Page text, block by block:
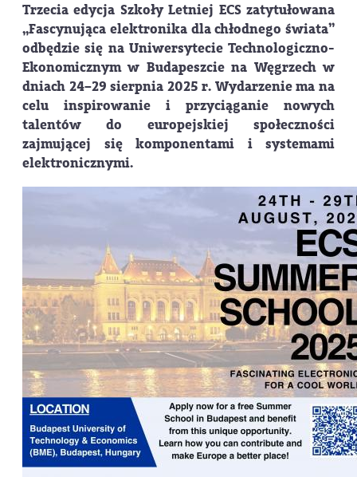
Trzecia edycja Szkoły Letniej ECS zatytułowana
„Fascynująca elektronika dla chłodnego świata”
odbędzie się na Uniwersytecie Technologiczno-
Ekonomicznym w Budapeszcie na Węgrzech w
dniach 24–29 sierpnia 2025 r. Wydarzenie ma na
celu inspirowanie i przyciąganie nowych
talentów do europejskiej społeczności
zajmującej się komponentami i systemami
elektronicznymi.